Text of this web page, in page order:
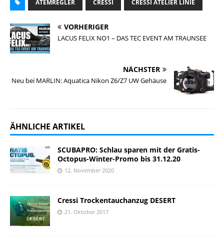
ATEMREGLER CRESSI CRESSI ATELIER LINIE
VORHERIGER
LACUS FELIX NO1 – DAS TEC EVENT AM TRAUNSEE
NÄCHSTER
Neu bei MARLIN: Aquatica Nikon Z6/Z7 UW Gehäuse
ÄHNLICHE ARTIKEL
SCUBAPRO: Schlau sparen mit der Gratis-
Octopus-Winter-Promo bis 31.12.20
12. November 2020
Cressi Trockentauchanzug DESERT
21. Oktober 2017